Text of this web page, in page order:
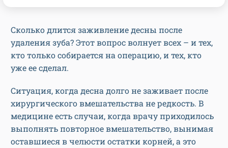
Сколько длится заживление десны после
удаления зуба? Этот вопрос волнует всех – и тех,
кто только собирается на операцию, и тех, кто
уже ее сделал.
Ситуация, когда десна долго не заживает после
хирургического вмешательства не редкость. В
медицине есть случаи, когда врачу приходилось
выполнять повторное вмешательство, вынимая
оставшиеся в челюсти остатки корней, а это